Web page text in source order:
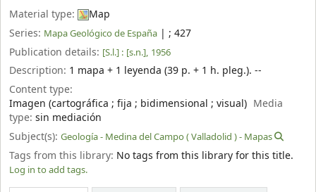
Material type:
Map
Series: Mapa Geológico de España | ; 427
Publication details: [S.l.] : [s.n.], 1956
Description: 1 mapa + 1 leyenda (39 p. + 1 h. pleg.). --
Content type:
Imagen (cartográfica ; fija ; bidimensional ; visual) Media
type: sin mediación
Subject(s): Geología - Medina del Campo ( Valladolid ) - Mapas
Tags from this library: No tags from this library for this title.
Log in to add tags.